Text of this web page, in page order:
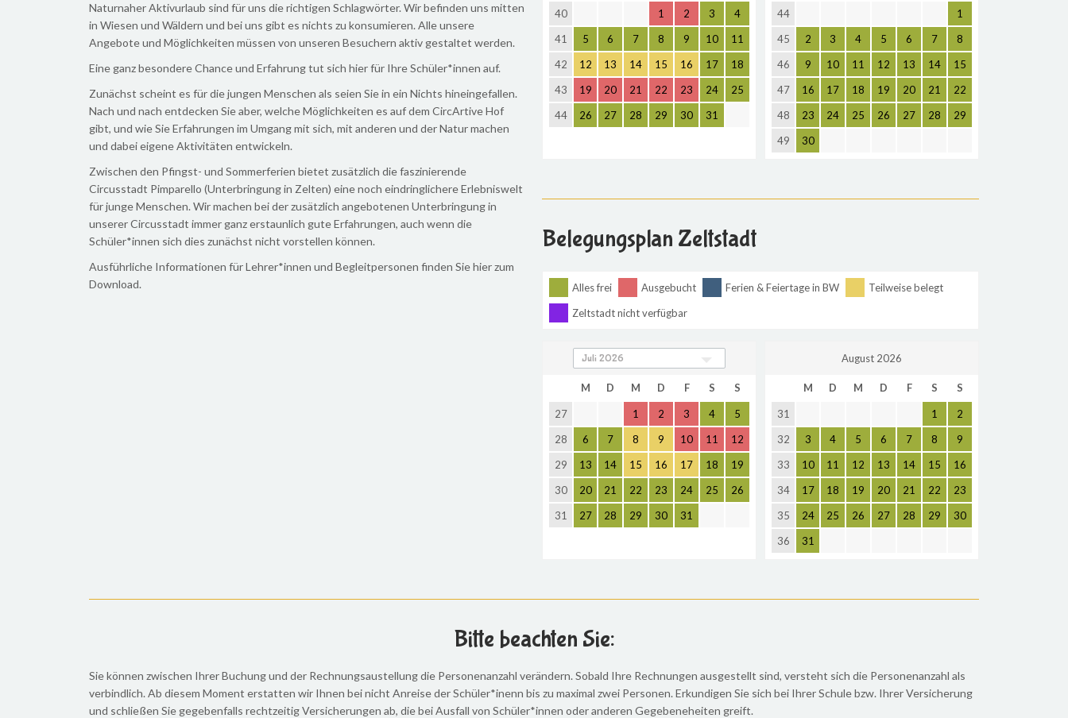
Naturnaher Aktivurlaub sind für uns die richtigen Schlagwörter. Wir befinden uns mitten
in Wiesen und Wäldern und bei uns gibt es nichts zu konsumieren. Alle unsere
Angebote und Möglichkeiten müssen von unseren Besuchern aktiv gestaltet werden.
Eine ganz besondere Chance und Erfahrung tut sich hier für Ihre Schüler*innen auf.
Zunächst scheint es für die jungen Menschen als seien Sie in ein Nichts hineingefallen.
Nach und nach entdecken Sie aber, welche Möglichkeiten es auf dem CircArtive Hof
gibt, und wie Sie Erfahrungen im Umgang mit sich, mit anderen und der Natur machen
und dabei eigene Aktivitäten entwickeln.
Zwischen den Pfingst- und Sommerferien bietet zusätzlich die faszinierende
Circusstadt Pimparello (Unterbringung in Zelten) eine noch eindringlichere Erlebniswelt
für junge Menschen. Wir machen bei der zusätzlich angebotenen Unterbringung in
unserer Circusstadt immer ganz erstaunlich gute Erfahrungen, auch wenn die
Schüler*innen sich dies zunächst nicht vorstellen können.
Ausführliche Informationen für Lehrer*innen und Begleitpersonen finden Sie hier zum
Download.
40 1 2 3
4
41
5 6 7 8 9 10
11
42
12 13 14 15 16 17
18
43
19 20 21 22 23 24
25
44
26 27 28 29 30 31
44
1
45
2 3 4 5 6 7
8
46
9 10 11 12 13 14
15
47
16 17 18 19 20 21
22
48
23 24 25 26 27 28
29
49
30
Belegungsplan Zeltstadt
Alles frei Ausgebucht Ferien & Feiertage in BW
Teilweise belegt
Zeltstadt nicht verfügbar
M D M D F S S
27 1 2 3 4
5
28
6 7 8 9 10 11
12
29
13 14 15 16 17 18
19
30
20 21 22 23 24 25
26
31
27 28 29 30 31
August 2026
M D M D F S S
31 1
2
32
3 4 5 6 7 8
9
33
10 11 12 13 14 15
16
34
17 18 19 20 21 22
23
35
24 25 26 27 28 29
30
36
31
Bitte beachten Sie:
Sie können zwischen Ihrer Buchung und der Rechnungsaustellung die Personenanzahl verändern. Sobald Ihre Rechnungen ausgestellt sind, versteht sich die Personenanzahl als
verbindlich. Ab diesem Moment erstatten wir Ihnen bei nicht Anreise der Schüler*inenn bis zu maximal zwei Personen. Erkundigen Sie sich bei Ihrer Schule bzw. Ihrer Versicherung
und schließen Sie gegebenfalls rechtzeitig Versicherungen ab, die bei Ausfall von Schüler*innen oder anderen Gegebeneheiten greift.